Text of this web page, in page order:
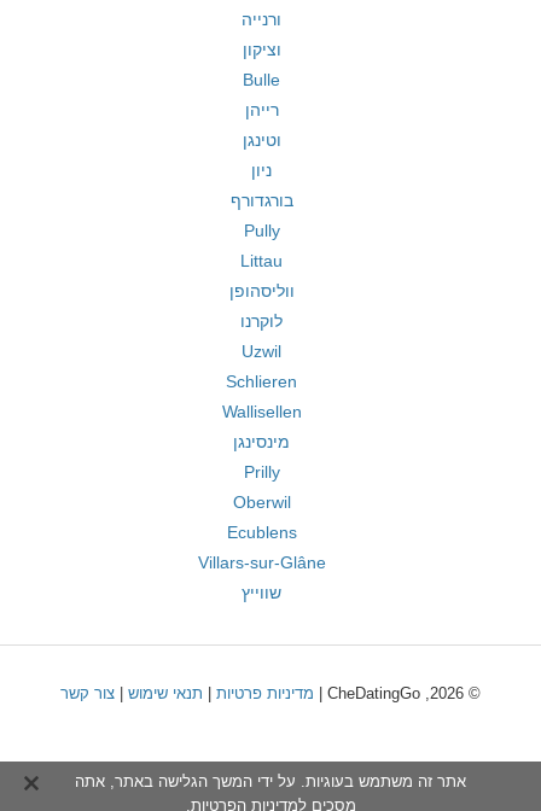
ורנייה
וציקון
Bulle
רייהן
וטינגן
ניון
בורגדורף
Pully
Littau
ווליסהופן
לוקרנו
Uzwil
Schlieren
Wallisellen
מינסינגן
Prilly
Oberwil
Ecublens
Villars-sur-Glâne
שווייץ
© 2026, CheDatingGo | מדיניות פרטיות תנאי שימוש צור קשר
אתר זה משתמש בעוגיות. על ידי המשך הגלישה באתר, אתה
מסכים למדיניות הפרטיות.